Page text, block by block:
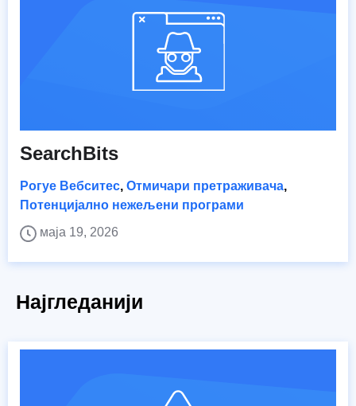
SearchBits
Рогуе Вебситес, Отмичари претраживача,
Потенцијално нежељени програми
маја 19, 2026
Најгледанији